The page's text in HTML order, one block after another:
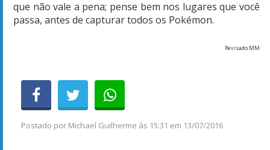
que não vale a pena; pense bem nos lugares que você
passa, antes de capturar todos os Pokémon.
Revisado MM
Postado por Michael Guilherme às 15:31 em 13/07/2016